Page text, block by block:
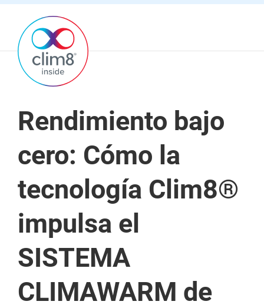
Rendimiento bajo
cero: Cómo la
tecnología Clim8®
impulsa el
SISTEMA
CLIMAWARM de